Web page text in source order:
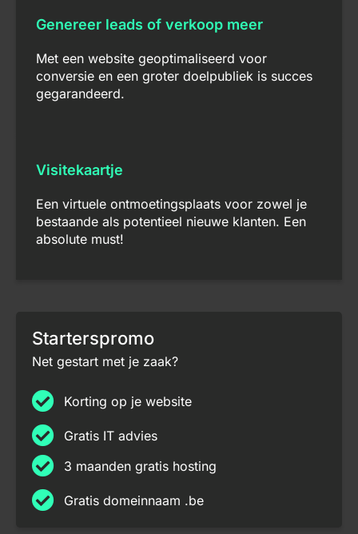
Genereer leads of verkoop meer
Met een website geoptimaliseerd voor
conversie en een groter doelpubliek is succes
gegarandeerd.
Visitekaartje
Een virtuele ontmoetingsplaats voor zowel je
bestaande als potentieel nieuwe klanten. Een
absolute must!
Starterspromo
Net gestart met je zaak?
Korting op je website
Gratis IT advies
3 maanden gratis hosting
Gratis domeinnaam .be